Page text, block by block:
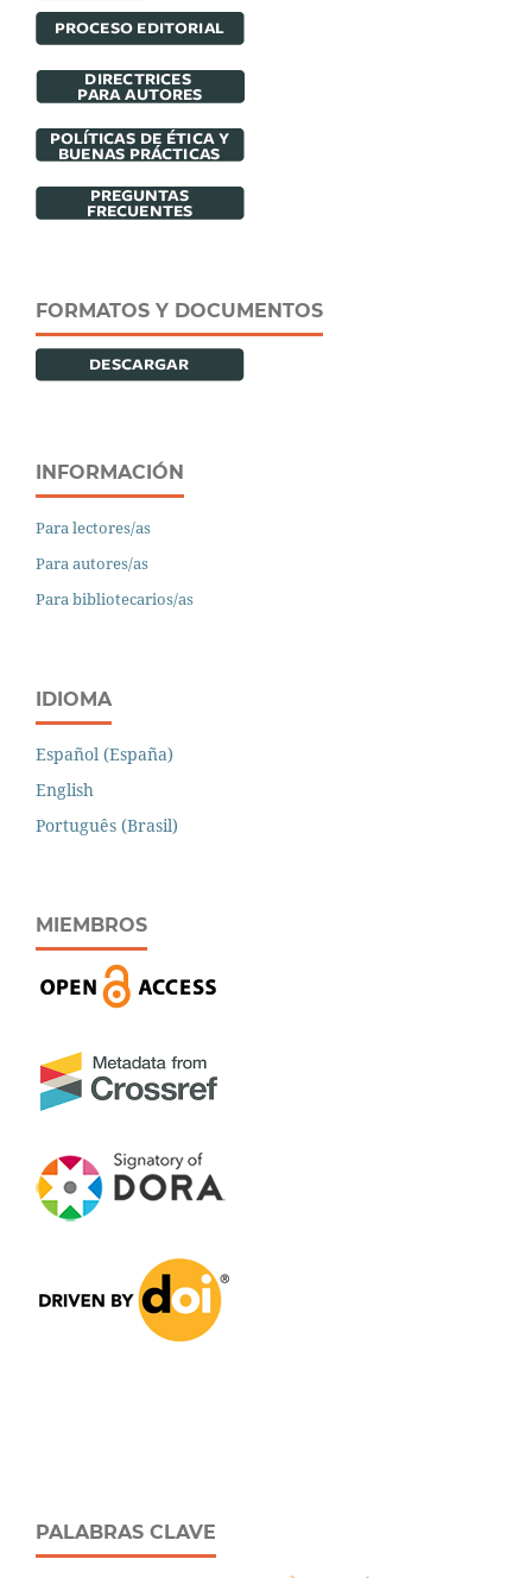
FORMATOS Y DOCUMENTOS
INFORMACIÓN
Para lectores/as
Para autores/as
Para bibliotecarios/as
IDIOMA
Español (España)
English
Português (Brasil)
MIEMBROS
PALABRAS CLAVE